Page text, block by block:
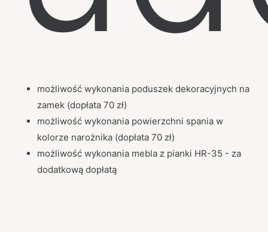
możliwość wykonania poduszek dekoracyjnych na
zamek (dopłata 70 zł)
możliwość wykonania powierzchni spania w
kolorze narożnika (dopłata 70 zł)
możliwość wykonania mebla z pianki HR-35 - za
dodatkową dopłatą